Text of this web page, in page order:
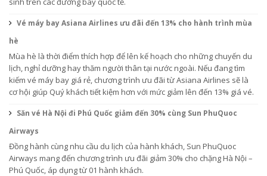
Vé máy bay Asiana Airlines ưu đãi đến 13% cho hành trình mùa
hè
Mùa hè là thời điểm thích hợp để lên kế hoạch cho những chuyến du
lịch, nghỉ dưỡng hay thăm người thân tại nước ngoài. Nếu đang tìm
kiếm vé máy bay giá rẻ, chương trình ưu đãi từ Asiana Airlines sẽ là
cơ hội giúp Quý khách tiết kiệm hơn với mức giảm lên đến 13% giá vé.
Săn vé Hà Nội đi Phú Quốc giảm đến 30% cùng Sun PhuQuoc
Airways
Đồng hành cùng nhu cầu du lịch của hành khách, Sun PhuQuoc
Airways mang đến chương trình ưu đãi giảm 30% cho chặng Hà Nội –
Phú Quốc, áp dụng từ 01 hành khách.